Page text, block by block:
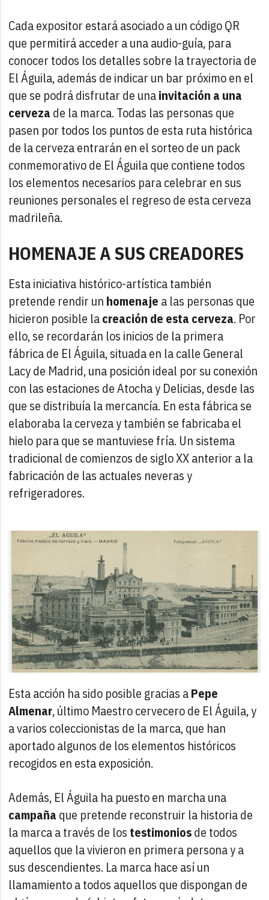
Cada expositor estará asociado a un código QR
que permitirá acceder a una audio-guía, para
conocer todos los detalles sobre la trayectoria de
El Águila, además de indicar un bar próximo en el
que se podrá disfrutar de unainvitación a una
cerveza de la marca. Todas las personas que
pasen por todos los puntos de esta ruta histórica
de la cerveza entrarán en el sorteo de un pack
conmemorativo de El Águila que contiene todos
los elementos necesarios para celebrar en sus
reuniones personales el regreso de esta cerveza
madrileña.
HOMENAJE A SUS CREADORES
Esta iniciativa histórico-artística también
pretende rendir un homenaje a las personas que
hicieron posible lacreación de esta cerveza. Por
ello, se recordarán los inicios de la primera
fábrica de El Águila, situada en la calle General
Lacy de Madrid, una posición ideal por su conexión
con las estaciones de Atocha y Delicias, desde las
que se distribuía la mercancía. En esta fábrica se
elaboraba la cerveza y también se fabricaba el
hielo para que se mantuviese fría. Un sistema
tradicional de comienzos de siglo XX anterior a la
fabricación de las actuales neveras y
refrigeradores.
Esta acción ha sido posible gracias aPepe
Almenar, último Maestro cervecero de El Águila, y
a varios coleccionistas de la marca, que han
aportado algunos de los elementos históricos
recogidos en esta exposición.
Además, El Águila ha puesto en marcha una
campaña que pretende reconstruir la historia de
la marca a través de los testimoniosde todos
aquellos que la vivieron en primera persona y a
sus descendientes. La marca hace así un
llamamiento a todos aquellos que dispongan de